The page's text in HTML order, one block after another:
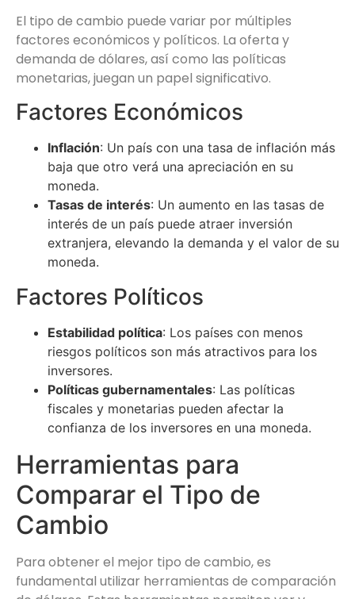
El tipo de cambio puede variar por múltiples
factores económicos y políticos. La oferta y
demanda de dólares, así como las políticas
monetarias, juegan un papel significativo.
Factores Económicos
Inflación: Un país con una tasa de inflación más
baja que otro verá una apreciación en su
moneda.
Tasas de interés: Un aumento en las tasas de
interés de un país puede atraer inversión
extranjera, elevando la demanda y el valor de su
moneda.
Factores Políticos
Estabilidad política: Los países con menos
riesgos políticos son más atractivos para los
inversores.
Políticas gubernamentales: Las políticas
fiscales y monetarias pueden afectar la
confianza de los inversores en una moneda.
Herramientas para
Comparar el Tipo de
Cambio
Para obtener el mejor tipo de cambio, es
fundamental utilizar herramientas de comparación